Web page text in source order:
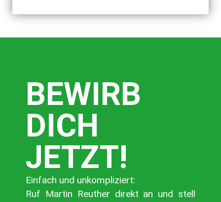
BEWIRB
DICH
JETZT!
Einfach und unkompliziert:
Ruf Martin Reuther direkt an und stell